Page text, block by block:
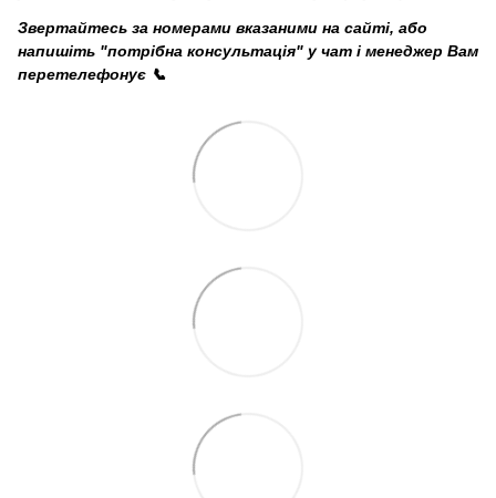
Звертайтесь за номерами вказаними на сайті, або
напишіть "потрібна консультація" у чат і менеджер Вам
перетелефонує 📞